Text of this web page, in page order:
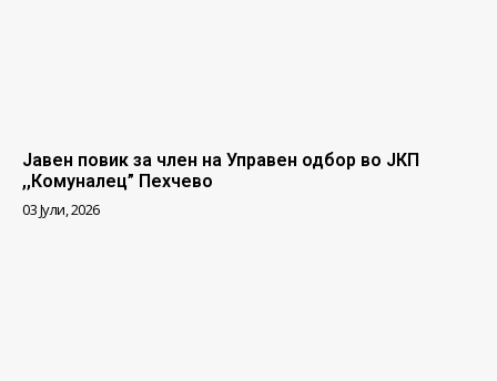
Јавен повик за член на Управен одбор во ЈКП
,,Комуналец” Пехчево
03 Јули, 2026